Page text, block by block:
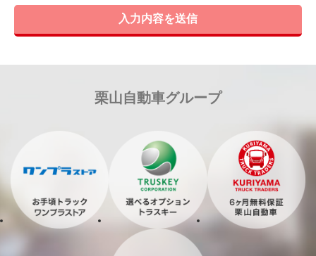
入力内容を送信
栗山自動車グループ